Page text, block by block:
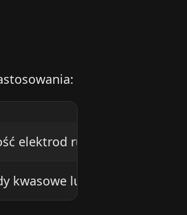
elektrod rutylowych i
kwasowe lub specjalne;